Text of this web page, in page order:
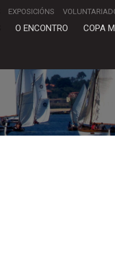
EXPOSICIÓNS
O ENCONTRO COPA